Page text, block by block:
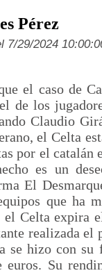
Pérez
7/29/2024
el caso de
de los
Claudio
el Celta
por el catalán
es un
El
que ha
Celta expira
realizada el
se hizo con su
Su